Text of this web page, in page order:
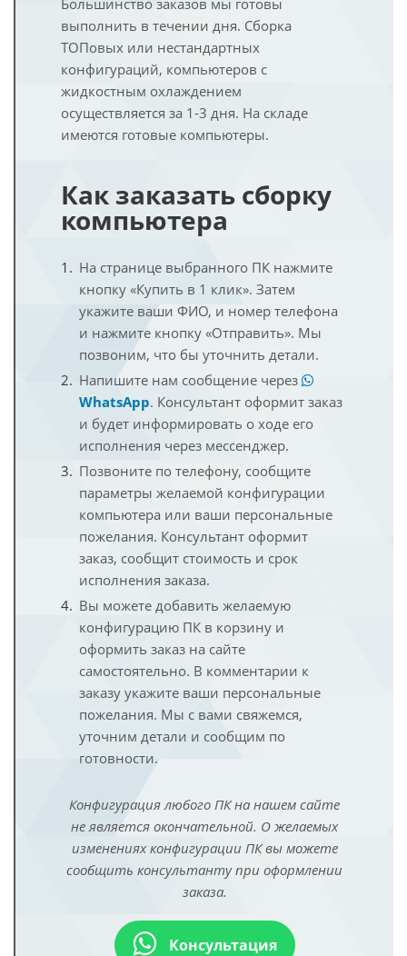
Большинство заказов мы готовы
выполнить в течении дня. Сборка
ТОПовых или нестандартных
конфигураций, компьютеров с
жидкостным охлаждением
осуществляется за 1-3 дня. На складе
имеются готовые компьютеры.
Как заказать сборку
компьютера
На странице выбранного ПК нажмите
кнопку «Купить в 1 клик». Затем
укажите ваши ФИО, и номер телефона
и нажмите кнопку «Отправить». Мы
позвоним, что бы уточнить детали.
Напишите нам сообщение через
WhatsApp. Консультант оформит заказ
и будет информировать о ходе его
исполнения через мессенджер.
Позвоните по телефону, сообщите
параметры желаемой конфигурации
компьютера или ваши персональные
пожелания. Консультант оформит
заказ, сообщит стоимость и срок
исполнения заказа.
Вы можете добавить желаемую
конфигурацию ПК в корзину и
оформить заказ на сайте
самостоятельно. В комментарии к
заказу укажите ваши персональные
пожелания. Мы с вами свяжемся,
уточним детали и сообщим по
готовности.
Конфигурация любого ПК на нашем сайте
не является окончательной. О желаемых
изменениях конфигурации ПК вы можете
сообщить консультанту при оформлении
заказа.
Консультация